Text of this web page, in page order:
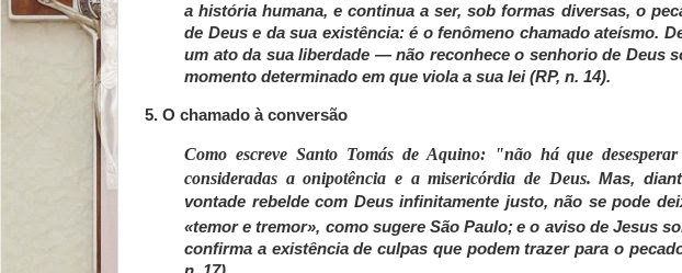
a história humana, e continua a ser, sob formas diversas, o
de Deus e da sua existência: é o fenômeno chamado ateísmo.
um ato da sua liberdade — não reconhece o senhorio de Deus
momento determinado em que viola a sua lei (RP, n. 14).
5. O chamado à conversão
Como escreve Santo Tomás de Aquino: "não há que
consideradas a onipotência e a misericórdia de Deus.Mas,
vontade rebelde com Deus infinitamente justo, não se pode
«temor e tremor», como sugere São Paulo;e o aviso de Jesus
confirma a existência de culpas que podem trazer para o